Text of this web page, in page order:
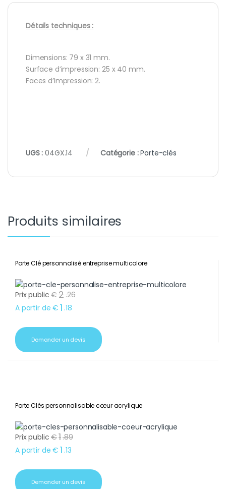
Détails techniques :
Dimensions: 79 x 31 mm.
Surface d’impression: 25 x 40 mm.
Faces d’Impression: 2.
UGS :04GX.14 Catégorie :Porte-clés
Produits similaires
Porte Clé personnalisé entreprise multicolore
Prix public €2.26
A partir de € 1 .18
Demander un devis
Porte Clés personnalisable cœur acrylique
Prix public €1.89
A partir de € 1 .13
Demander un devis